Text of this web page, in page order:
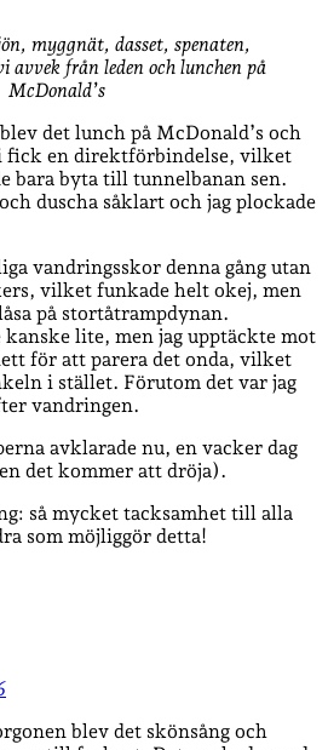
myggnät, dasset, spenaten,
avvek från leden och lunchen på
McDonald’s
det lunch på McDonald’s och
fick en direktförbindelse, vilket
bara byta till tunnelbanan sen.
duscha såklart och jag plockade
vandringsskor denna gång utan
vilket funkade helt okej, men
på stortåtrampdynan.
lite, men jag upptäckte mot
för att parera det onda, vilket
i stället. Förutom det var jag
vandringen.
avklarade nu, en vacker dag
det kommer att dröja).
så mycket tacksamhet till alla
som möjliggör detta!
blev det skönsång och